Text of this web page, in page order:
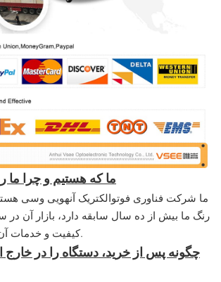
۱. ما که هستیم و چرا ما
ما شرکت فناوری فوتوالکتریک آنهویی وسی
رنگ ما بیش از ده سال سابقه دارد، بازار آن
کیفیت و خدمات آن تضمین شده است.
چگونه پس از خرید، دستگاه را در خارج